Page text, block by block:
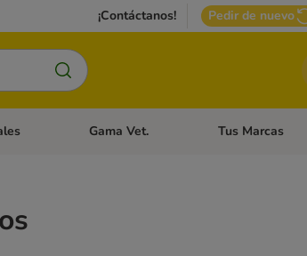
¡Contáctanos! Pedir de nuevo
abierto: Accesorios Gatos
Menú de categoria abierto: Otros Animales
Gama Vet. Menú de
Tus Marcas